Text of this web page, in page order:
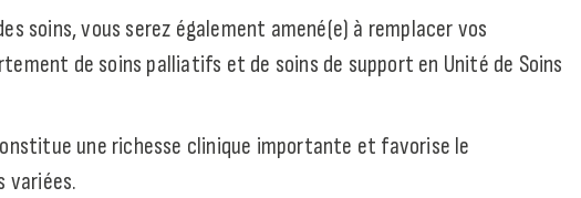
soins, vous serez également amené(e) à remplacer vos
de soins palliatifs et de soins de support en Unité de Soins
une richesse clinique importante et favorise le
variées.